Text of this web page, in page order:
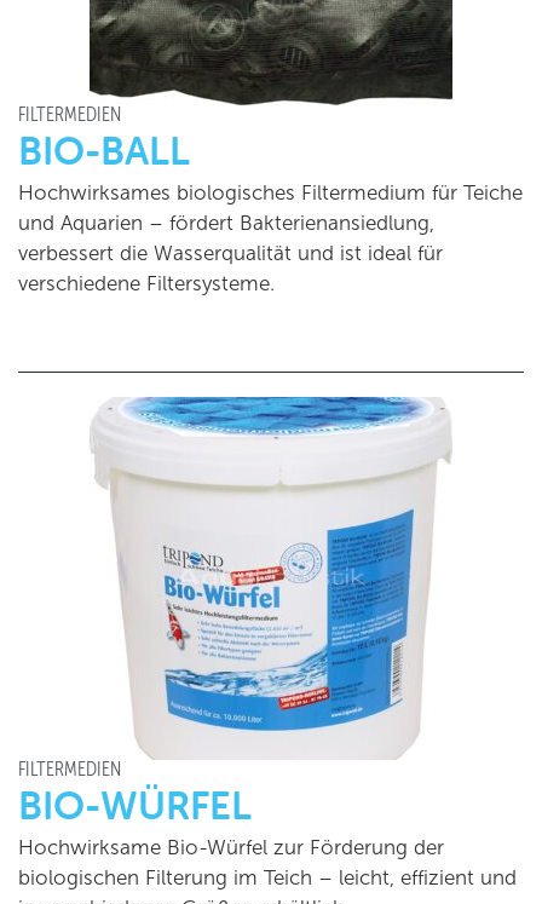
FILTERMEDIEN
BIO-BALL
Hochwirksames biologisches Filtermedium für Teiche
und Aquarien – fördert Bakterienansiedlung,
verbessert die Wasserqualität und ist ideal für
verschiedene Filtersysteme.
FILTERMEDIEN
BIO-WÜRFEL
Hochwirksame Bio-Würfel zur Förderung der
biologischen Filterung im Teich – leicht, effizient und